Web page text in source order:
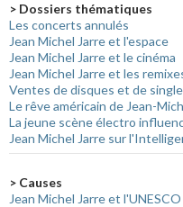
> Dossiers thématiques
Les concerts annulés
Jean Michel Jarre et l'espace
Jean Michel Jarre et le cinéma
Jean Michel Jarre et les
Ventes de disques et de
Le rêve américain de Jean-
La jeune scène électro
Jean Michel Jarre sur
> Causes
Jean Michel Jarre et l'UNESCO